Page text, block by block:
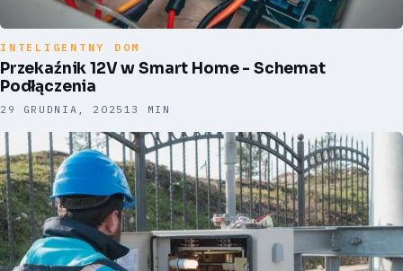
INTELIGENTNY DOM
Przekaźnik 12V w Smart Home - Schemat
Podłączenia
29 GRUDNIA, 2025 13 MIN